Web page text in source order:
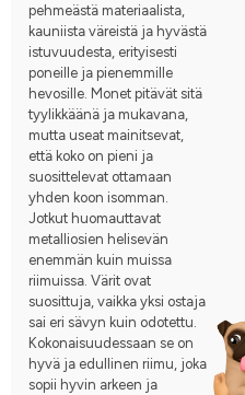
pehmeästä materiaalista,
kauniista väreistä ja hyvästä
istuvuudesta, erityisesti
poneille ja pienemmille
hevosille. Monet pitävät sitä
tyylikkäänä ja mukavana,
mutta useat mainitsevat,
että koko on pieni ja
suosittelevat ottamaan
yhden koon isomman.
Jotkut huomauttavat
metalliosien helisevän
enemmän kuin muissa
riimuissa. Värit ovat
suosittuja, vaikka yksi ostaja
sai eri sävyn kuin odotettu.
Kokonaisuudessaan se on
hyvä ja edullinen riimu, joka
sopii hyvin arkeen ja